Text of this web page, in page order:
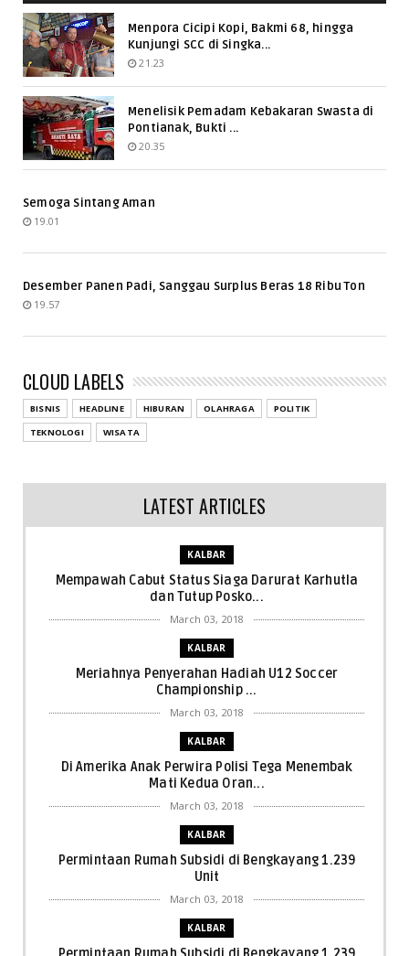
Menpora Cicipi Kopi, Bakmi 68, hingga
Kunjungi SCC di Singka...
21.23
Menelisik Pemadam Kebakaran Swasta di
Pontianak, Bukti ...
20.35
Semoga Sintang Aman
19.01
Desember Panen Padi, Sanggau Surplus Beras 18 Ribu Ton
19.57
CLOUD LABELS
BISNIS HEADLINE HIBURAN OLAHRAGA
POLITIK
TEKNOLOGI
WISATA
LATEST ARTICLES
KALBAR
Mempawah Cabut Status Siaga Darurat Karhutla
dan Tutup Posko...
March 03, 2018
KALBAR
Meriahnya Penyerahan Hadiah U12 Soccer
Championship ...
March 03, 2018
KALBAR
Di Amerika Anak Perwira Polisi Tega Menembak
Mati Kedua Oran...
March 03, 2018
KALBAR
Permintaan Rumah Subsidi di Bengkayang 1.239
Unit
March 03, 2018
KALBAR